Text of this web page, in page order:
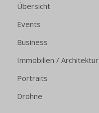
Übersicht
Events
Business
Immobilien / Architektur
Portraits
Drohne